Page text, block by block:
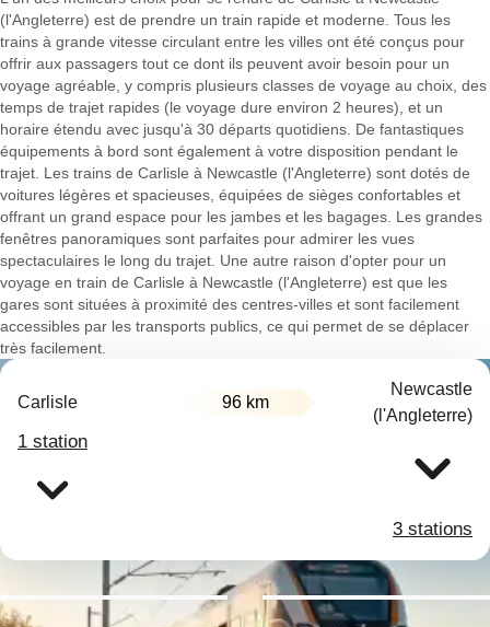
(l'Angleterre) est de prendre un train rapide et moderne. Tous les
trains à grande vitesse circulant entre les villes ont été conçus pour
offrir aux passagers tout ce dont ils peuvent avoir besoin pour un
voyage agréable, y compris plusieurs classes de voyage au choix, des
temps de trajet rapides (le voyage dure environ 2 heures), et un
horaire étendu avec jusqu'à 30 départs quotidiens. De fantastiques
équipements à bord sont également à votre disposition pendant le
trajet. Les trains de Carlisle à Newcastle (l'Angleterre) sont dotés de
voitures légères et spacieuses, équipées de sièges confortables et
offrant un grand espace pour les jambes et les bagages. Les grandes
fenêtres panoramiques sont parfaites pour admirer les vues
spectaculaires le long du trajet. Une autre raison d'opter pour un
voyage en train de Carlisle à Newcastle (l'Angleterre) est que les
gares sont situées à proximité des centres-villes et sont facilement
accessibles par les transports publics, ce qui permet de se déplacer
très facilement.
Carlisle 96 km
Newcastle
(l'Angleterre)
1 station
3 stations